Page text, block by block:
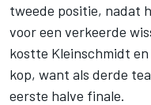
tweede positie, nadat
voor een verkeerde
kostte Kleinschmidt
kop, want als derde
eerste halve finale.